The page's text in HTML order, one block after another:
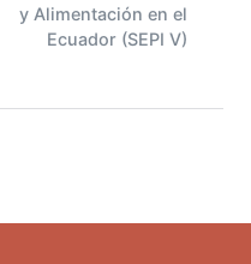
y Alimentación en el
Ecuador (SEPI V)